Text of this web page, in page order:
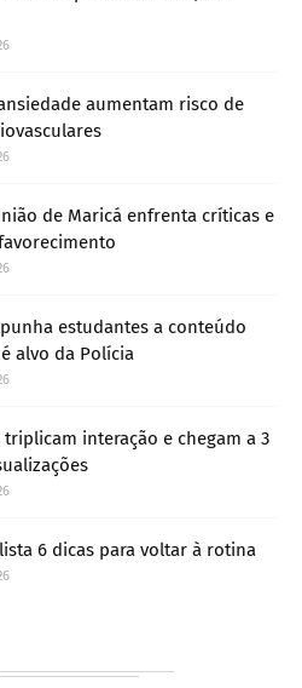
aumentam risco de
de Maricá enfrenta críticas e
estudantes a conteúdo
alvo da Polícia
triplicam interação e chegam a 3
6 dicas para voltar à rotina